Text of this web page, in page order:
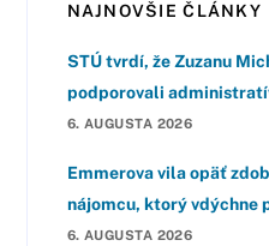
NAJNOVŠIE ČLÁNKY
STÚ tvrdí, že Zuzanu
podporovali
6. AUGUSTA 2026
Emmerova vila opäť
nájomcu, ktorý vdýchne
6. AUGUSTA 2026